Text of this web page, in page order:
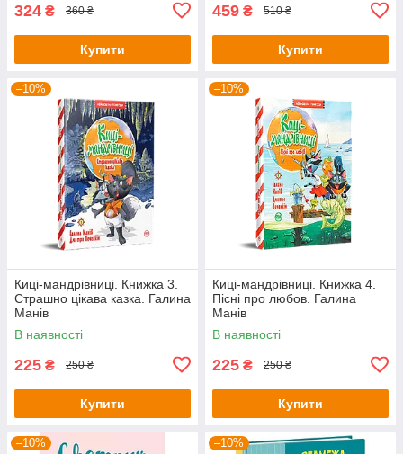
324 ₴ 360 ₴
Купити
459 ₴ 510 ₴
Купити
–10%
Киці-мандрівниці. Книжка 3.
Страшно цікава казка. Галина
Манів
В наявності
225 ₴ 250 ₴
Купити
–10%
Киці-мандрівниці. Книжка 4.
Пісні про любов. Галина
Манів
В наявності
225 ₴ 250 ₴
Купити
–10% –10%